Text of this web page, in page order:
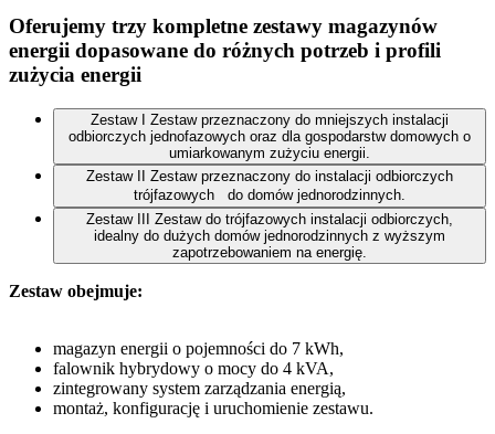
Oferujemy trzy kompletne zestawy magazynów
energii dopasowane do różnych potrzeb i profili
zużycia energii
Zestaw I Zestaw przeznaczony do mniejszych instalacji
odbiorczych jednofazowych oraz dla gospodarstw domowych o
umiarkowanym zużyciu energii.
Zestaw II Zestaw przeznaczony do instalacji odbiorczych
trójfazowych do domów jednorodzinnych.
Zestaw III Zestaw do trójfazowych instalacji odbiorczych,
idealny do dużych domów jednorodzinnych z wyższym
zapotrzebowaniem na energię.
Zestaw obejmuje:
magazyn energii o pojemności do 7 kWh,
falownik hybrydowy o mocy do 4 kVA,
zintegrowany system zarządzania energią,
montaż, konfigurację i uruchomienie zestawu.